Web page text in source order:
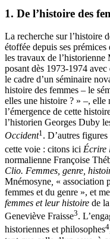
1. De l’histoire des
La recherche sur l’histoire
étoffée depuis ses
les travaux de
posant dès 1973-1974
le cadre d’un séminaire
histoire des femmes – le
elles une histoire ? » –, elle
l’émergence de cette
l’historien Georges Duby
Occident1 . D’autres
cette voie : citons ici Écrire
normalienne Françoise
Clio. Femmes, genre,
Mnémosyne « association
femmes et du genre », et
femmes et leur histoire de
Geneviève Fraisse3.
historiennes et philosophes4